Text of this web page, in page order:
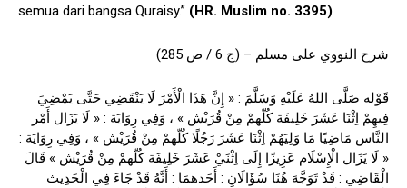
semua dari bangsa Quraisy.” (HR. Muslim no. 3395)
شرح النووي على مسلم – (ج 6 / ص 285)
قَوْله صَلَّى اللهُ عَلَيْهِ وَسَلَّمَ : « إِنَّ هَذَا الْأَمْرَ لَا يَنْقَضِي حَتَّى يَمْضِيَ
فِيهِمْ اِثْنَا عَشَرَ خَلِيفَة كُلّهمْ مِنْ قُرَيْش » ، وَفِي رِوَايَة : « لَا يَزَال أَمْر
النَّاس مَاضِيًا مَا وَلِيَهُمْ اِثْنَا عَشَرَ رَجُلًا كُلّهمْ مِنْ قُرَيْش » ، وَفِي رِوَايَة :
« لَا يَزَال الْإِسْلَام عَزِيزًا إِلَى اِثْنَيْ عَشَرَ خَلِيفَة كُلّهمْ مِنْ قُرَيْش » قَالَ
الْقَاضِي : قَدْ تَوَجَّهَ هُنَا سُؤَالَانِ : أَحَدهمَا : أَنَّهُ قَدْ جَاءَ فِي الْحَدِيث